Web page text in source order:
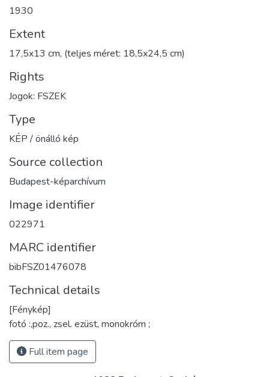
1930
Extent
17,5x13 cm, (teljes méret: 18,5x24,5 cm)
Rights
Jogok: FSZEK
Type
KÉP / önálló kép
Source collection
Budapest-képarchívum
Image identifier
022971
MARC identifier
bibFSZ01476078
Technical details
[Fénykép]
fotó :,poz., zsel. ezüst, monokróm ;
Full item page